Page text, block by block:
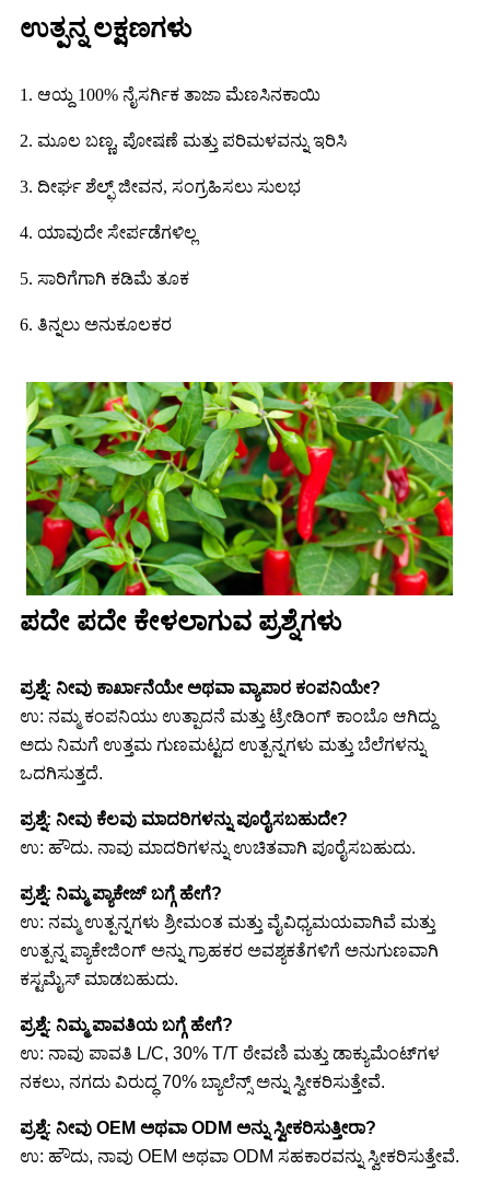
ಉತ್ಪನ್ನ ಲಕ್ಷಣಗಳು
1. ಆಯ್ದ 100% ನೈಸರ್ಗಿಕ ತಾಜಾ ಮೆಣಸಿನಕಾಯಿ
2. ಮೂಲ ಬಣ್ಣ, ಪೋಷಣೆ ಮತ್ತು ಪರಿಮಳವನ್ನು ಇರಿಸಿ
3. ದೀರ್ಘ ಶೆಲ್ಫ್ ಜೀವನ, ಸಂಗ್ರಹಿಸಲು ಸುಲಭ
4. ಯಾವುದೇ ಸೇರ್ಪಡೆಗಳಿಲ್ಲ
5. ಸಾರಿಗೆಗಾಗಿ ಕಡಿಮೆ ತೂಕ
6. ತಿನ್ನಲು ಅನುಕೂಲಕರ
ಪದೇ ಪದೇ ಕೇಳಲಾಗುವ ಪ್ರಶ್ನೆಗಳು
ಪ್ರಶ್ನೆ: ನೀವು ಕಾರ್ಖಾನೆಯೇ ಅಥವಾ ವ್ಯಾಪಾರ ಕಂಪನಿಯೇ?
ಉ: ನಮ್ಮ ಕಂಪನಿಯು ಉತ್ಪಾದನೆ ಮತ್ತು ಟ್ರೇಡಿಂಗ್ ಕಾಂಬೊ ಆಗಿದ್ದು
ಅದು ನಿಮಗೆ ಉತ್ತಮ ಗುಣಮಟ್ಟದ ಉತ್ಪನ್ನಗಳು ಮತ್ತು ಬೆಲೆಗಳನ್ನು
ಒದಗಿಸುತ್ತದೆ.
ಪ್ರಶ್ನೆ: ನೀವು ಕೆಲವು ಮಾದರಿಗಳನ್ನು ಪೂರೈಸಬಹುದೇ?
ಉ: ಹೌದು. ನಾವು ಮಾದರಿಗಳನ್ನು ಉಚಿತವಾಗಿ ಪೂರೈಸಬಹುದು.
ಪ್ರಶ್ನೆ: ನಿಮ್ಮ ಪ್ಯಾಕೇಜ್ ಬಗ್ಗೆ ಹೇಗೆ?
ಉ: ನಮ್ಮ ಉತ್ಪನ್ನಗಳು ಶ್ರೀಮಂತ ಮತ್ತು ವೈವಿಧ್ಯಮಯವಾಗಿವೆ ಮತ್ತು
ಉತ್ಪನ್ನ ಪ್ಯಾಕೇಜಿಂಗ್ ಅನ್ನು ಗ್ರಾಹಕರ ಅವಶ್ಯಕತೆಗಳಿಗೆ ಅನುಗುಣವಾಗಿ
ಕಸ್ಟಮೈಸ್ ಮಾಡಬಹುದು.
ಪ್ರಶ್ನೆ: ನಿಮ್ಮ ಪಾವತಿಯ ಬಗ್ಗೆ ಹೇಗೆ?
ಉ: ನಾವು ಪಾವತಿ L/C, 30% T/T ಠೇವಣಿ ಮತ್ತು ಡಾಕ್ಯುಮೆಂಟ್‌ಗಳ
ನಕಲು, ನಗದು ವಿರುದ್ಧ 70% ಬ್ಯಾಲೆನ್ಸ್ ಅನ್ನು ಸ್ವೀಕರಿಸುತ್ತೇವೆ.
ಪ್ರಶ್ನೆ: ನೀವು OEM ಅಥವಾ ODM ಅನ್ನು ಸ್ವೀಕರಿಸುತ್ತೀರಾ?
ಉ: ಹೌದು, ನಾವು OEM ಅಥವಾ ODM ಸಹಕಾರವನ್ನು ಸ್ವೀಕರಿಸುತ್ತೇವೆ.